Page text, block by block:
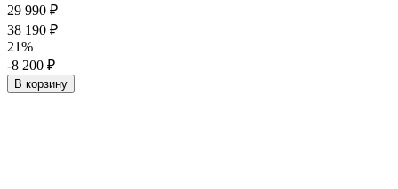
29 990 ₽
38 190 ₽
21%
-8 200 ₽
В корзину